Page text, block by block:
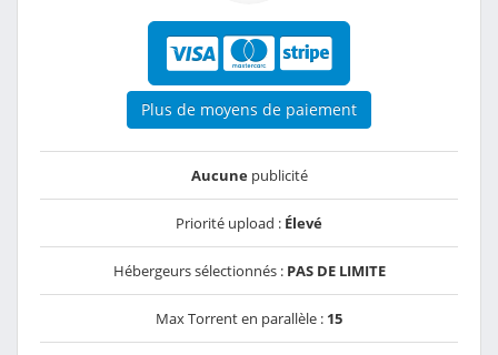
Plus de moyens de paiement
Aucunepublicité
Priorité upload : Élevé
Hébergeurs sélectionnés : PAS DE LIMITE
Max Torrent en parallèle : 15